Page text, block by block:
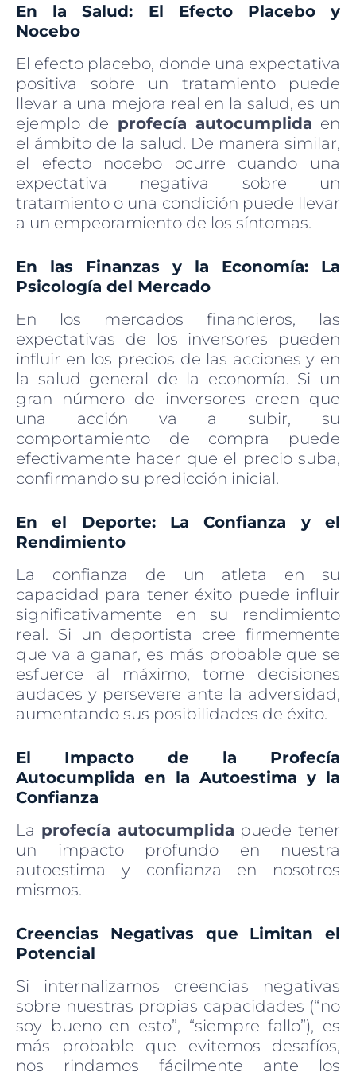
En la Salud: El Efecto Placebo y
Nocebo
El efecto placebo, donde una expectativa
positiva sobre un tratamiento puede
llevar a una mejora real en la salud, es un
ejemplo de profecía autocumplida en
el ámbito de la salud. De manera similar,
el efecto nocebo ocurre cuando una
expectativa negativa sobre un
tratamiento o una condición puede llevar
a un empeoramiento de los síntomas.
En las Finanzas y la Economía: La
Psicología del Mercado
En los mercados financieros, las
expectativas de los inversores pueden
influir en los precios de las acciones y en
la salud general de la economía. Si un
gran número de inversores creen que
una acción va a subir, su
comportamiento de compra puede
efectivamente hacer que el precio suba,
confirmando su predicción inicial.
En el Deporte: La Confianza y el
Rendimiento
La confianza de un atleta en su
capacidad para tener éxito puede influir
significativamente en su rendimiento
real. Si un deportista cree firmemente
que va a ganar, es más probable que se
esfuerce al máximo, tome decisiones
audaces y persevere ante la adversidad,
aumentando sus posibilidades de éxito.
El Impacto de la Profecía
Autocumplida en la Autoestima y la
Confianza
La profecía autocumplida puede tener
un impacto profundo en nuestra
autoestima y confianza en nosotros
mismos.
Creencias Negativas que Limitan el
Potencial
Si internalizamos creencias negativas
sobre nuestras propias capacidades (“no
soy bueno en esto”, “siempre fallo”), es
más probable que evitemos desafíos,
nos rindamos fácilmente ante los